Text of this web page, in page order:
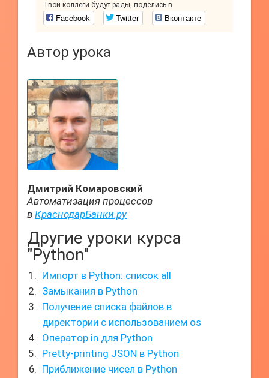
Твои коллеги будут рады, поделись в
Facebook Twitter Вконтакте
Автор урока
Дмитрий Комаровский
Автоматизация процессов
в КраснодарБанки.ру
Другие уроки курса
"Python"
Импорт в Python: список all
Замыкания в Python
Получение списка файлов в
директории с использованием os
Оператор in для Python
Pretty-printing JSON в Python
Приближение чисел в Python